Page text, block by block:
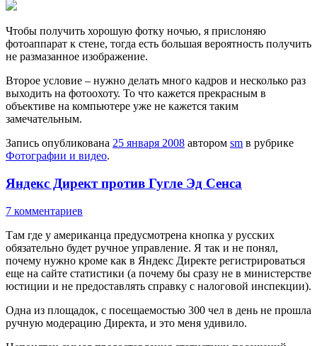
Чтобы получить хорошую фотку ночью, я прислоняю
фотоаппарат к стене, тогда есть большая вероятность получить
не размазанное изображение.
Второе условие – нужно делать много кадров и несколько раз
выходить на фотоохоту. То что кажется прекрасным в
объективе на компьютере уже не кажется таким
замечательным.
Запись опубликована 25 января 2008 автором sm в рубрике
Фотографии и видео.
Яндекс Директ против Гугле Эд Сенса
7 комментариев
Там где у американца предусмотрена кнопка у русских
обязательно будет ручное управление. Я так и не понял,
почему нужно кроме как в Яндекс Директе регистрироваться
еще на сайте статистики (а почему бы сразу не в министерстве
юстиции и не предоставлять справку с налоговой инспекции).
Одна из площадок, с посещаемостью 300 чел в день не прошла
ручную модерацию Директа, и это меня удивило.